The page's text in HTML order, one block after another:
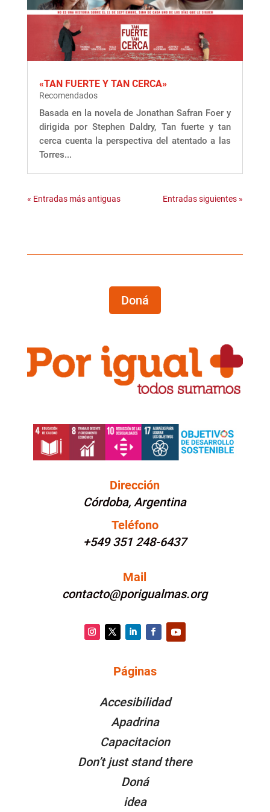
«TAN FUERTE Y TAN CERCA»
Recomendados
Basada en la novela de Jonathan Safran Foer y
dirigida por Stephen Daldry, Tan fuerte y tan
cerca cuenta la perspectiva del atentado a las
Torres...
« Entradas más antiguas Entradas siguientes »
Doná
Dirección
Córdoba, Argentina
Teléfono
+549 351 248-6437
Mail
contacto@porigualmas.org
Facebook
Páginas
Accesibilidad
Apadrina
Capacitacion
Don’t just stand there
Doná
idea